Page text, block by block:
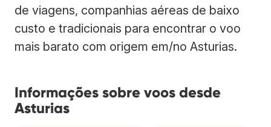
de viagens, companhias aéreas de baixo
custo e tradicionais para encontrar o voo
mais barato com origem em/no Asturias.
Informações sobre voos desde
Asturias